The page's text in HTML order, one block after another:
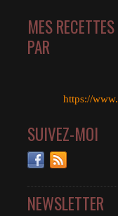
MES
PAR
https://
SUIVEZ-MOI
NEWSLETTER